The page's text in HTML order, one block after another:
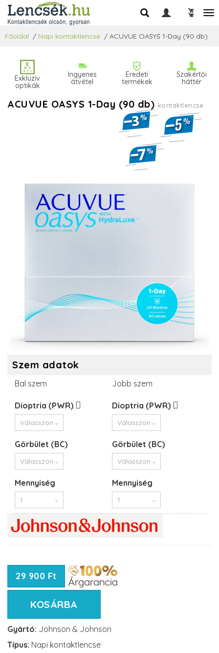
Főoldal / Napi kontaktlencse / ACUVUE OASYS 1-Day (90 db)
Exkluzív
optikák
Ingyenes
átvétel
Eredeti
termékek
Szakértői
háttér
ACUVUE OASYS 1-Day (90 db) kontaktlencse
Szem adatok
Bal szem
Dioptria (PWR)
Görbület (BC)
Mennyiség
Jobb szem
Dioptria (PWR)
Görbület (BC)
Mennyiség
29 900 Ft
KOSÁRBA
Gyártó: Johnson & Johnson
Típus: Napi kontaktlencse